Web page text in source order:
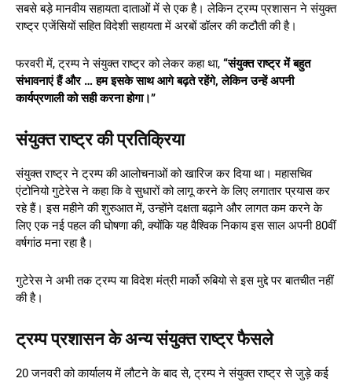
सबसे बड़े मानवीय सहायता दाताओं में से एक है। लेकिन ट्रम्प प्रशासन ने संयुक्त
राष्ट्र एजेंसियों सहित विदेशी सहायता में अरबों डॉलर की कटौती की है।
फरवरी में, ट्रम्प ने संयुक्त राष्ट्र को लेकर कहा था, “संयुक्त राष्ट्र में बहुत
संभावनाएं हैं और … हम इसके साथ आगे बढ़ते रहेंगे, लेकिन उन्हें अपनी
कार्यप्रणाली को सही करना होगा।”
संयुक्त राष्ट्र की प्रतिक्रिया
संयुक्त राष्ट्र ने ट्रम्प की आलोचनाओं को खारिज कर दिया था। महासचिव
एंटोनियो गुटेरेस ने कहा कि वे सुधारों को लागू करने के लिए लगातार प्रयास कर
रहे हैं। इस महीने की शुरुआत में, उन्होंने दक्षता बढ़ाने और लागत कम करने के
लिए एक नई पहल की घोषणा की, क्योंकि यह वैश्विक निकाय इस साल अपनी 80वीं
वर्षगांठ मना रहा है।
गुटेरेस ने अभी तक ट्रम्प या विदेश मंत्री मार्को रुबियो से इस मुद्दे पर बातचीत नहीं
की है।
ट्रम्प प्रशासन के अन्य संयुक्त राष्ट्र फैसले
20 जनवरी को कार्यालय में लौटने के बाद से, ट्रम्प ने संयुक्त राष्ट्र से जुड़े कई